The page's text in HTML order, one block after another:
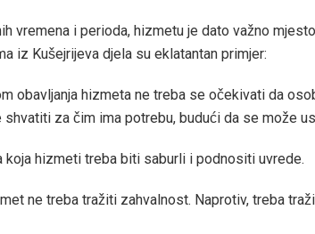
vremena i perioda, hizmetu je dato važno
iz Kušejrijeva djela su eklatantan primjer:
obavljanja hizmeta ne treba se očekivati da
shvatiti za čim ima potrebu, budući da se može
koja hizmeti treba biti saburli i podnositi uvrede.
ne treba tražiti zahvalnost. Naprotiv, treba